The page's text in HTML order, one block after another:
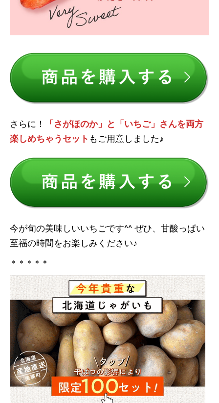
さらに！
「さがほのか」と「いちご」さんを両方
楽しめちゃうセット もご用意しました♪
今が旬の美味しいいちごです^^ ぜひ、甘酸っぱい
至福の時間をお楽しみください♪
＊＊＊＊＊